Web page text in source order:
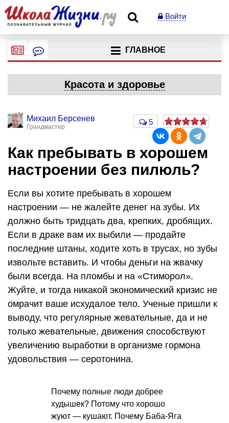
Войти
ГЛАВНОЕ
Красота и здоровье
Михаил Берсенев
Грандмастер
5
Как пребывать в хорошем
настроении без пилюль?
Если вы хотите пребывать в хорошем
настроении — не жалейте денег на зубы. Их
должно быть тридцать два, крепких, дробящих.
Если в драке вам их выбили — продайте
последние штаны, ходите хоть в трусах, но зубы
извольте вставить. И чтобы деньги на жвачку
были всегда. На пломбы и на «Стиморол».
Жуйте, и тогда никакой экономический кризис не
омрачит ваше исхудалое тело. Ученые пришли к
выводу, что регулярные жевательные, да и не
только жевательные, движения способствуют
увеличению выработки в организме гормона
удовольствия — серотонина.
Почему полные люди добрее
худышек? Потому что хорошо
жуют — кушают. Почему Баба-Яга